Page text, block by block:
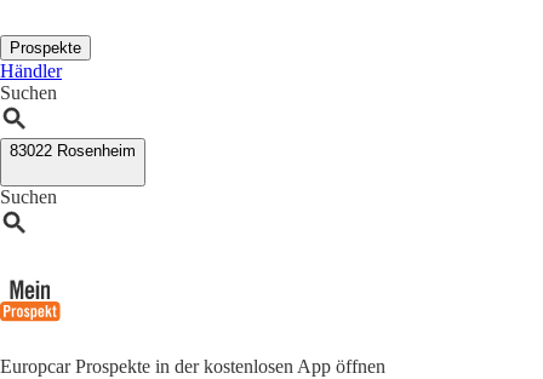
Prospekte
Händler
Suchen
83022 Rosenheim
Suchen
Europcar Prospekte in der kostenlosen App öffnen